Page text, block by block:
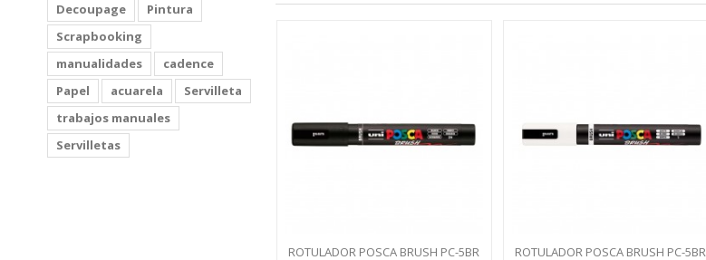
ROTULADOR POSCA BRUSH PC-5BR
ROTULADOR POSCA BRUSH PC-5BR
Decoupage
Pintura
Scrapbooking
manualidades
cadence
Papel
acuarela
Servilleta
trabajos manuales
Servilletas